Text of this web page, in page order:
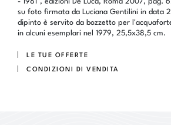
su foto firmata da Luciana Gentilini in data
dipinto è servito da bozzetto per
in alcuni esemplari nel 1979, 25,5x38,5 cm.
LE TUE OFFERTE
CONDIZIONI DI VENDITA